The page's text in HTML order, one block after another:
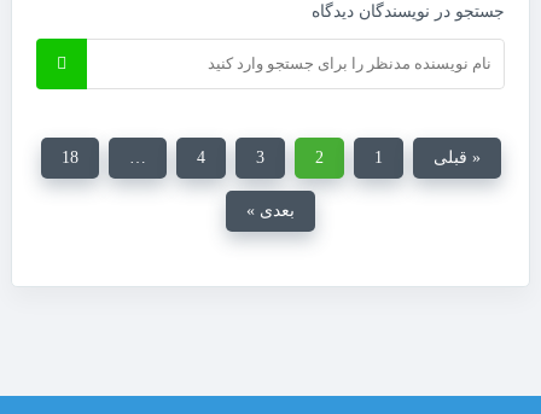
جستجو در نویسندگان دیدگاه
« قبلی 1
2
3
4
18
بعدی »